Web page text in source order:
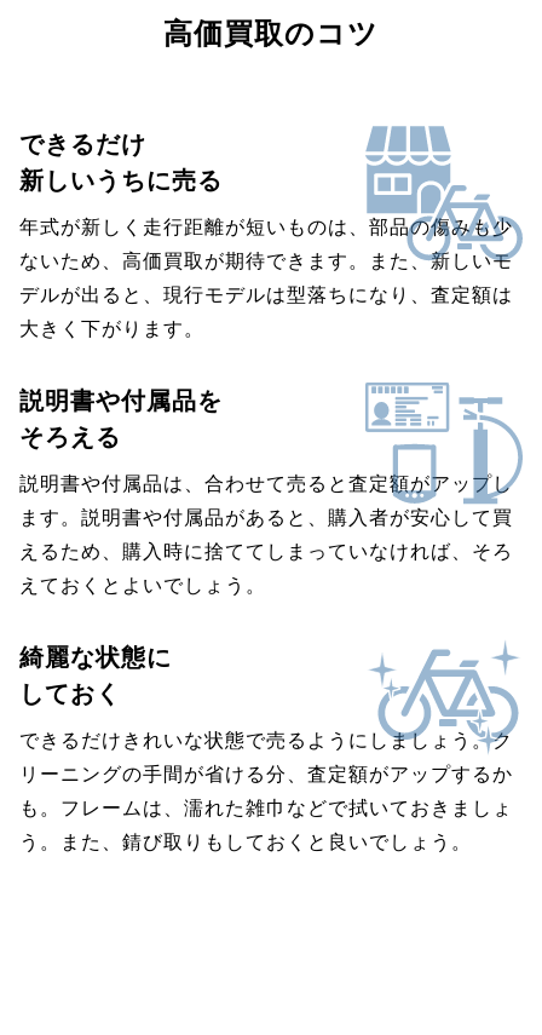
高価買取のコツ
できるだけ
新しいうちに売る
年式が新しく走行距離が短いものは、部品の傷みも少
ないため、高価買取が期待できます。また、新しいモ
デルが出ると、現行モデルは型落ちになり、査定額は
大きく下がります。
説明書や付属品を
そろえる
説明書や付属品は、合わせて売ると査定額がアップし
ます。説明書や付属品があると、購入者が安心して買
えるため、購入時に捨ててしまっていなければ、そろ
えておくとよいでしょう。
綺麗な状態に
しておく
できるだけきれいな状態で売るようにしましょう。ク
リーニングの手間が省ける分、査定額がアップするか
も。フレームは、濡れた雑巾などで拭いておきましょ
う。また、錆び取りもしておくと良いでしょう。